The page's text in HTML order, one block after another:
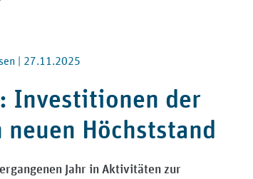
| 27.11.2025
Investitionen der
Höchststand
Jahr in Aktivitäten zur